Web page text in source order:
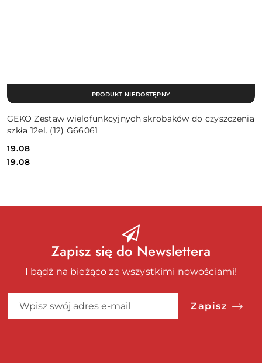
GEKO Zestaw wielofunkcyjnych skrobaków do czyszczenia
szkła 12el. (12) G66061
Cena:
19.08
Cena:
19.08
PRODUKT NIEDOSTĘPNY
Zapisz się do Newslettera
I bądź na bieżąco ze wszystkimi nowościami!
Zapisz